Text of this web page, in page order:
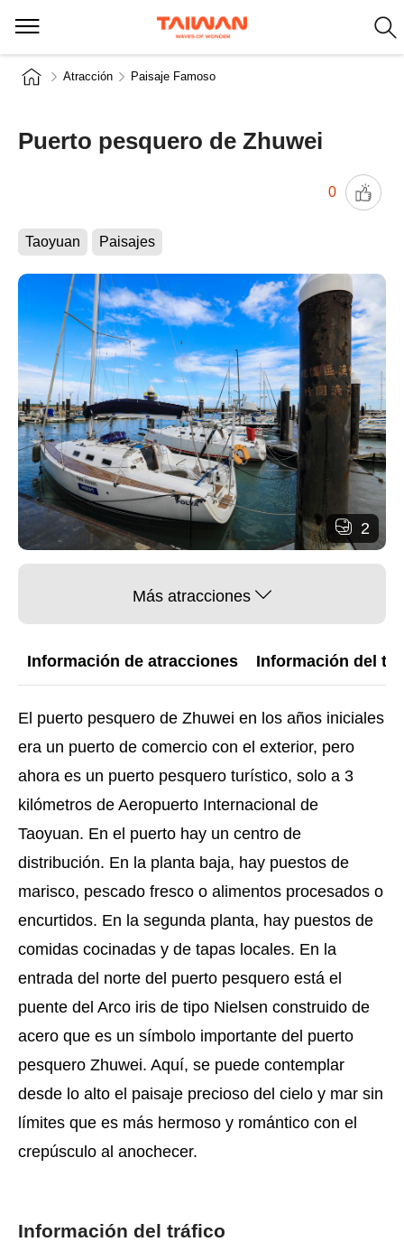
Atracción Paisaje Famoso
Puerto pesquero de Zhuwei
0
Taoyuan Paisajes
2
Más atracciones
Información de atracciones Información del
El puerto pesquero de Zhuwei en los años iniciales
era un puerto de comercio con el exterior, pero
ahora es un puerto pesquero turístico, solo a 3
kilómetros de Aeropuerto Internacional de
Taoyuan. En el puerto hay un centro de
distribución. En la planta baja, hay puestos de
marisco, pescado fresco o alimentos procesados o
encurtidos. En la segunda planta, hay puestos de
comidas cocinadas y de tapas locales. En la
entrada del norte del puerto pesquero está el
puente del Arco iris de tipo Nielsen construido de
acero que es un símbolo importante del puerto
pesquero Zhuwei. Aquí, se puede contemplar
desde lo alto el paisaje precioso del cielo y mar sin
límites que es más hermoso y romántico con el
crepúsculo al anochecer.
Información del tráfico